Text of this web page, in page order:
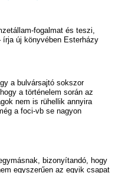
fogalmat és teszi,
írja új könyvében Esterházy
a bulvársajtó sokszor
a történelem során az
nem is rühellik annyira
a foci-vb se nagyon
bizonyítandó, hogy
egyszerűen az egyik csapat